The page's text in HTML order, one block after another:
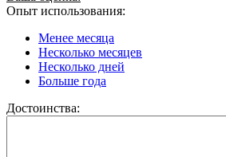
Опыт использования:
Менее месяца
Несколько месяцев
Несколько дней
Больше года
Достоинства: